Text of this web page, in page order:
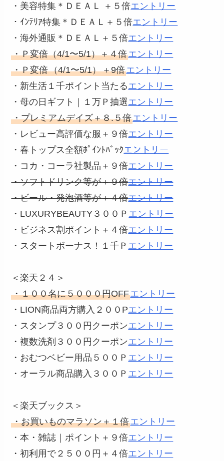
・美容特集＊ＤＥＡＬ ＋５倍エントリー
・ｲﾝﾃﾘｱ特集＊ＤＥＡＬ＋５倍エントリー
・海外通販＊ＤＥＡＬ＋５倍エントリー
・Ｐ変倍（4/1〜5/1）＋４倍エントリー
・Ｐ変倍（4/1〜5/1）＋9倍エントリー
・新生活１千ポイント当たるエントリー
・母の日ギフト｜１万Ｐ抽選エントリー
・プレミアムデイズ＋８.５倍エントリー
・レビュー高評価な服＋９倍エントリー
・春トップス全額ﾎﾟｲﾝﾄﾊﾞｯｸエントリー
・コカ・コーラ社製品＋９倍エントリー
・ソフトドリンク等が＋９倍エントリー
・ビール・発泡酒等が＋４倍エントリー
・LUXURYBEAUTY３００Ｐ エントリー
・ビジネス割ポイント＋４倍エントリー
・スタートボーナス！１千Ｐ エントリー
＜楽天２４＞
・１００名に５０００円OFFエントリー
・LION商品両方購入２００Pエントリー
・スタンプ３００円クーポンエントリー
・複数洗剤３００円クーポンエントリー
・おむつベビー用品５００Ｐ エントリー
・オーラル商品購入３００Ｐ エントリー
＜楽天ブックス＞
・お買いものマラソン＋１倍エントリー
・本・雑誌｜ポイント＋９倍エントリー
・初利用で２５００円＋４倍エントリー